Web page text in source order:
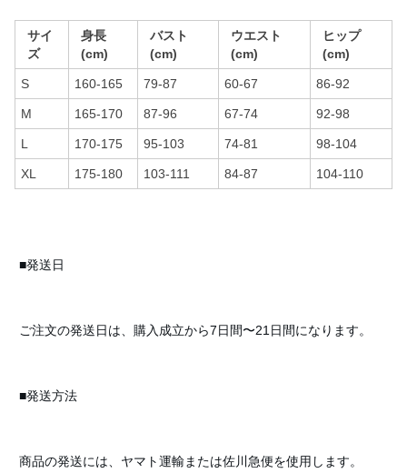
サイ
ズ
身長
(cm)
バスト
(cm)
ウエスト
(cm)
ヒップ
(cm)
S 160-165 79-87 60-67 86-92
M 165-170 87-96 67-74 92-98
L 170-175 95-103 74-81 98-104
XL 175-180 103-111 84-87 104-110
■発送日
ご注文の発送日は、購入成立から7日間〜21日間になります。
■発送方法
商品の発送には、ヤマト運輸または佐川急便を使用します。